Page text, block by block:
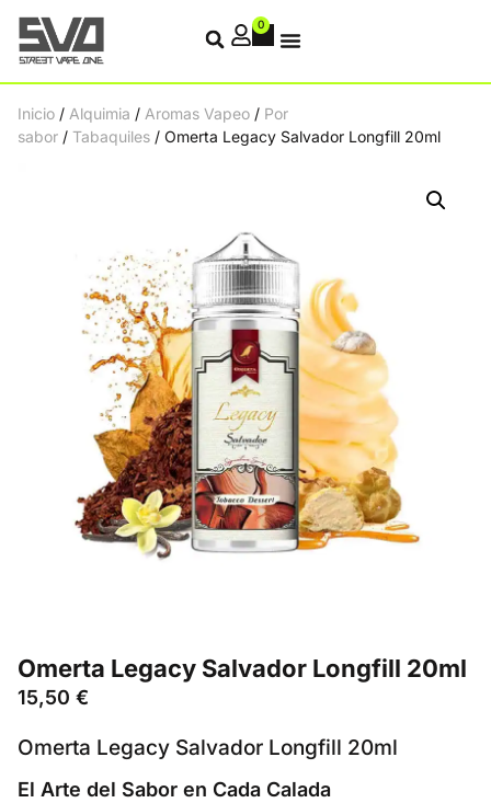
0
Inicio / Alquimia / Aromas Vapeo / Por
sabor / Tabaquiles / Omerta Legacy Salvador Longfill 20ml
Omerta Legacy Salvador Longfill 20ml
15,50 €
Omerta Legacy Salvador Longfill 20ml
El Arte del Sabor en Cada Calada